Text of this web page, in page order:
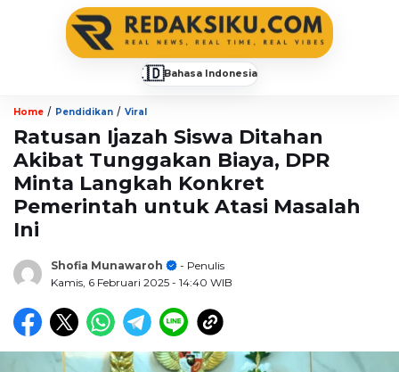
🇮🇩Bahasa Indonesia
Home / Pendidikan / Viral
Ratusan Ijazah Siswa Ditahan
Akibat Tunggakan Biaya, DPR
Minta Langkah Konkret
Pemerintah untuk Atasi Masalah
Ini
Shofia Munawaroh
- Penulis
Kamis, 6 Februari 2025 - 14:40 WIB